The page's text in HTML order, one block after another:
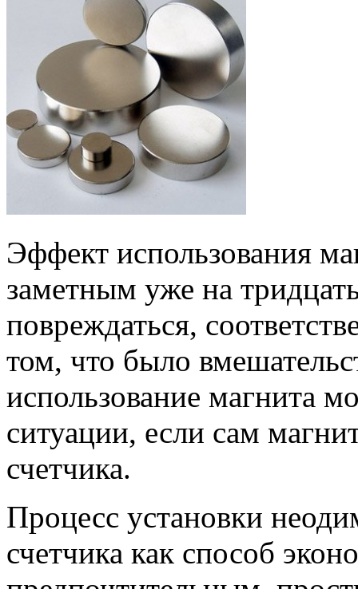
Эффект использования
заметным уже на
повреждаться,
том, что было
использование магнита
ситуации, если сам
счетчика.
Процесс установки
счетчика как способ